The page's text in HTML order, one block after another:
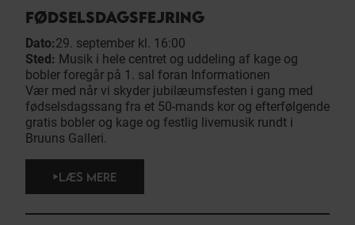
FØDSELSDAGSFEJRING
Dato:29. september kl. 16:00
Sted: Musik i hele centret og uddeling af kage og
bobler foregår på 1. sal foran Informationen
Vær med når vi skyder jubilæumsfesten i gang med
fødselsdagssang fra et 50-mands kor og efterfølgende
gratis bobler og kage og festlig livemusik rundt i
Bruuns Galleri.
LÆS MERE